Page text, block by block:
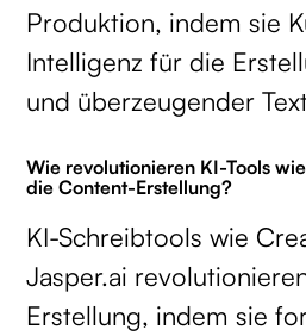
Produktion, indem sie
Intelligenz für die
und überzeugender
Wie revolutionieren KI-Tools
die Content-Erstellung?
KI-Schreibtools wie
Jasper.ai
Erstellung, indem sie